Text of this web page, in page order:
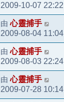
2009-10-07 22:22
由心靈捕手
2009-08-04 11:04
由心靈捕手
2009-08-03 22:24
由心靈捕手
2009-07-28 10:14